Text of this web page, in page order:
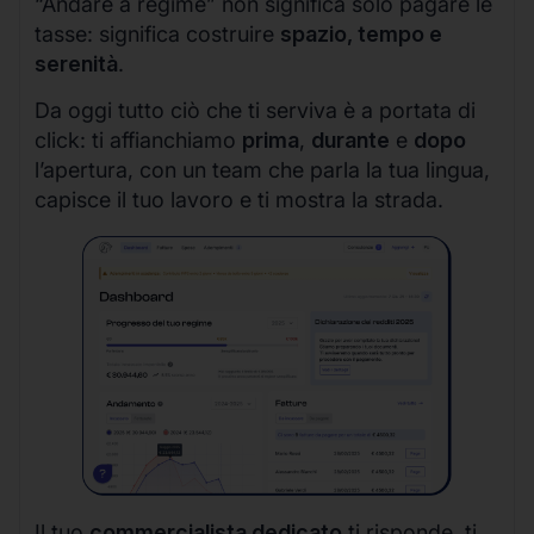
tasse: significa costruire spazio, tempo e
serenità.
Da oggi tutto ciò che ti serviva è a portata di
click: ti affianchiamo prima, durante e dopo
l’apertura, con un team che parla la tua lingua,
capisce il tuo lavoro e ti mostra la strada.